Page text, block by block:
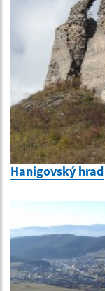
Hanigovský hrad